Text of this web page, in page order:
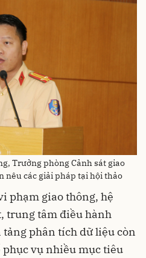
Trưởng phòng Cảnh sát giao
nêu các giải pháp tại hội thảo
phạm giao thông, hệ
trung tâm điều hành
phân tích dữ liệu còn
phục vụ nhiều mục tiêu